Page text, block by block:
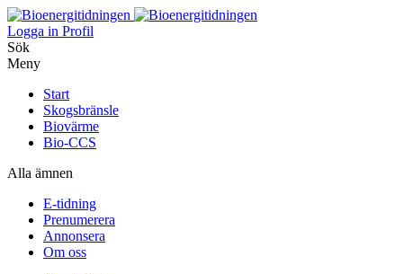
Logga in Profil
Sök
Meny
Start
Skogsbränsle
Biovärme
Bio-CCS
Alla ämnen
E-tidning
Prenumerera
Annonsera
Om oss